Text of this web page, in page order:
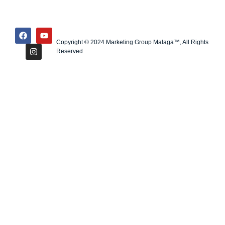
Copyright © 2024 Marketing Group Malaga™, All Rights
Reserved